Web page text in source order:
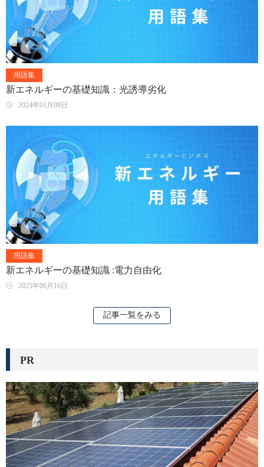
用語集
新エネルギーの基礎知識：光誘導劣化
2024年01月09日
用語集
新エネルギーの基礎知識 :電力自由化
2025年06月16日
記事一覧をみる
PR